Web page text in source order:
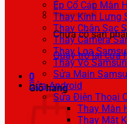
Chưa có sản
Quay trở lại cửa
0
Giỏ hàng
Ép Cổ Cáp Màn
Thay Kính Lưng
Thay Chân Sạc
Thay Camera
Thay Loa
Thay Vỏ
Sửa Main
Sửa Android
Sửa Điện Thoại
Thay Màn
Thay Mặt